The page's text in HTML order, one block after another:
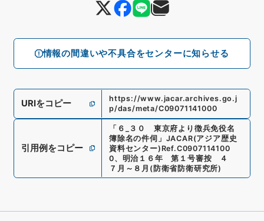
情報の間違いや不具合をセンターに知らせる
URIをコピー
https://www.jacar.archives.go.j
p/das/meta/C09071141000
引用例をコピー
「 ６_３０ 東京府より徴兵免役名
簿除名の件伺 」 JACAR(アジア歴史
資料センター) Ref.C0907114100
0、 明治１６年 第１号審按 ４
７月～８月 (防衛省防衛研究所)